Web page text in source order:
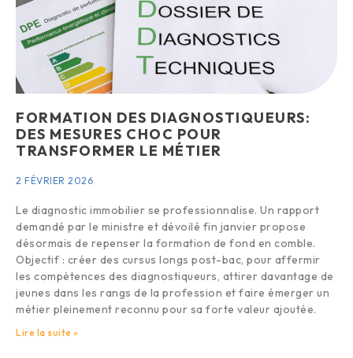
FORMATION DES DIAGNOSTIQUEURS:
DES MESURES CHOC POUR
TRANSFORMER LE MÉTIER
2 FÉVRIER 2026
Le diagnostic immobilier se professionnalise. Un rapport
demandé par le ministre et dévoilé fin janvier propose
désormais de repenser la formation de fond en comble.
Objectif : créer des cursus longs post-bac, pour affermir
les compétences des diagnostiqueurs, attirer davantage de
jeunes dans les rangs de la profession et faire émerger un
métier pleinement reconnu pour sa forte valeur ajoutée.
Lire la suite »